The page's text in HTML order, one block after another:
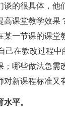
的很具体，他
课堂教学效果
一节课的课堂
在教改过程
；哪些做法急
新课程标准又
平。